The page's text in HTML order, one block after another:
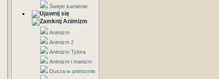
Święte kamienie
Animizm
Animizm
Animizm 2
Animizm Tylora
Animizm i manizm
Dusza w animizmie